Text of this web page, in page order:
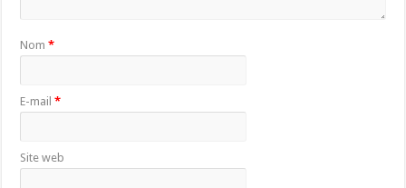
Nom*
E-mail*
Site web